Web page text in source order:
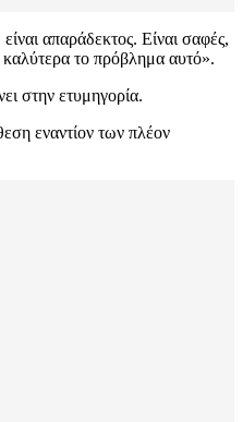
απαράδεκτος. Είναι σαφές,
καλύτερα το πρόβλημα αυτό».
στην ετυμηγορία.
εναντίον των πλέον